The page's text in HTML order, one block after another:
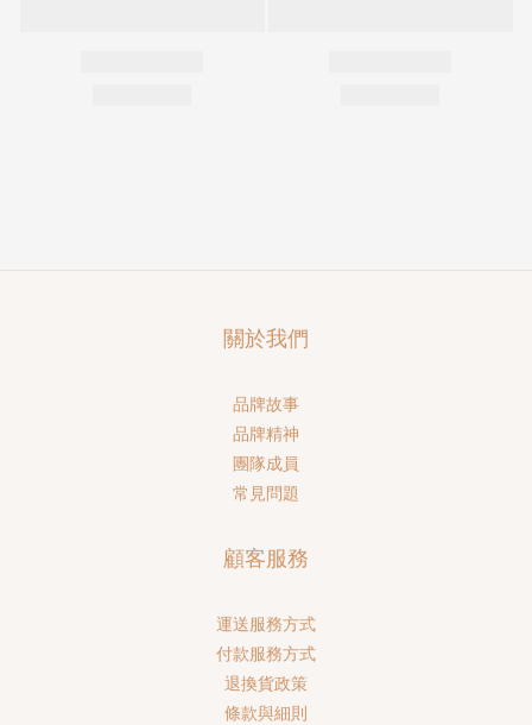
關於我們
品牌故事
品牌精神
團隊成員
常見問題
顧客服務
運送服務方式
付款服務方式
退換貨政策
條款與細則